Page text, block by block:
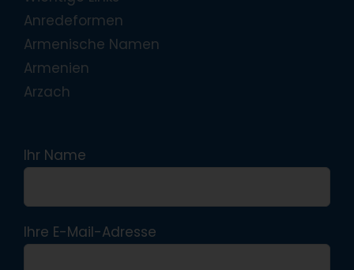
Anredeformen
Armenische Namen
Armenien
Arzach
Ihr Name
Ihre E-Mail-Adresse